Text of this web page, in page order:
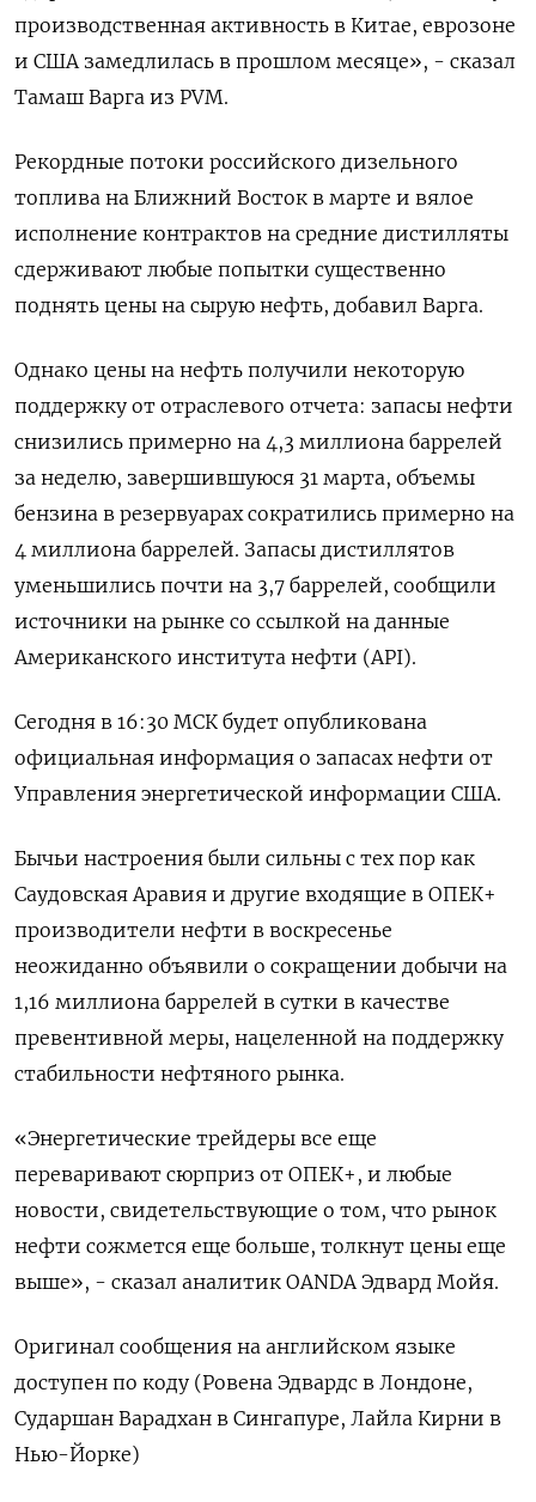
производственная активность в Китае, еврозоне
и США замедлилась в прошлом месяце», - сказал
Тамаш Варга из PVM.
Рекордные потоки российского дизельного
топлива на Ближний Восток в марте и вялое
исполнение контрактов на средние дистилляты
сдерживают любые попытки существенно
поднять цены на сырую нефть, добавил Варга.
Однако цены на нефть получили некоторую
поддержку от отраслевого отчета: запасы нефти
снизились примерно на 4,3 миллиона баррелей
за неделю, завершившуюся 31 марта, объемы
бензина в резервуарах сократились примерно на
4 миллиона баррелей. Запасы дистиллятов
уменьшились почти на 3,7 баррелей, сообщили
источники на рынке со ссылкой на данные
Американского института нефти (API).
Сегодня в 16:30 МСК будет опубликована
официальная информация о запасах нефти от
Управления энергетической информации США.
Бычьи настроения были сильны с тех пор как
Саудовская Аравия и другие входящие в ОПЕК+
производители нефти в воскресенье
неожиданно объявили о сокращении добычи на
1,16 миллиона баррелей в сутки в качестве
превентивной меры, нацеленной на поддержку
стабильности нефтяного рынка.
«Энергетические трейдеры все еще
переваривают сюрприз от ОПЕК+, и любые
новости, свидетельствующие о том, что рынок
нефти сожмется еще больше, толкнут цены еще
выше», - сказал аналитик OANDA Эдвард Мойя.
Оригинал сообщения на английском языке
доступен по коду (Ровена Эдвардс в Лондоне,
Сударшан Варадхан в Сингапуре, Лайла Кирни в
Нью-Йорке)